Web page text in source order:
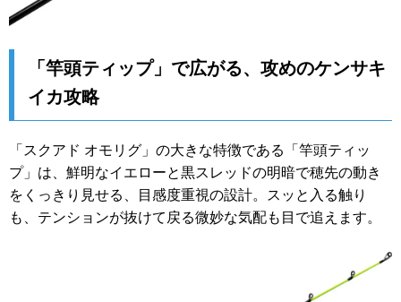
「竿頭ティップ」で広がる、攻めのケンサキ
イカ攻略
「スクアド オモリグ」の大きな特徴である「竿頭ティッ
プ」は、鮮明なイエローと黒スレッドの明暗で穂先の動き
をくっきり見せる、目感度重視の設計。スッと入る触り
も、テンションが抜けて戻る微妙な気配も目で追えます。